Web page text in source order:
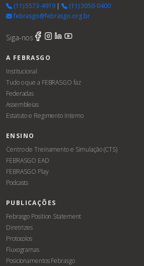
(11) 5573-4919|
(11) 3050-0400
febrasgo@febrasgo.org.br
Siga-nos
A FEBRASGO
Institucional
Tudo o que a FEBRASGO faz
Federadas
Assembleias
Estatuto e Regimento Interno
ENSINO
Centro de Treinamento e Simulação (CTS)
FEBRASGO EAD
FEBRASGO Play
Podcasts
PUBLICAÇÕES
Febrasgo Position Statement
Diretrizes
Protocolos
Fluxogramas
Posicionamentos Febrasgo